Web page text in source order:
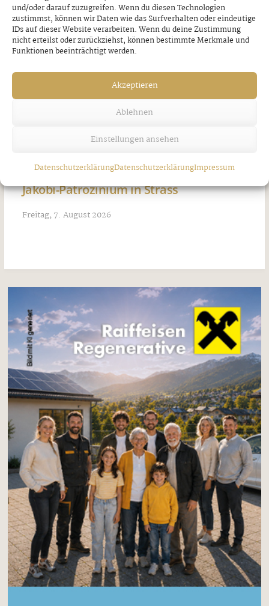
und/oder darauf zuzugreifen. Wenn du diesen Technologien
zustimmst, können wir Daten wie das Surfverhalten oder eindeutige
IDs auf dieser Website verarbeiten. Wenn du deine Zustimmung
nicht erteilst oder zurückziehst, können bestimmte Merkmale und
Funktionen beeinträchtigt werden.
Akzeptieren
Ablehnen
Einstellungen ansehen
DatenschutzerklärungDatenschutzerklärungImpressum
Jakobi-Patrozinium in Strass
Freitag, 7. August 2026